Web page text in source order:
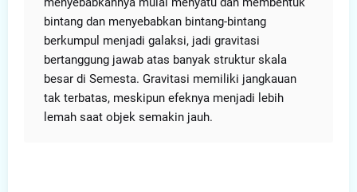
bintang dan menyebabkan bintang-bintang
berkumpul menjadi galaksi, jadi gravitasi
bertanggung jawab atas banyak struktur skala
besar di Semesta. Gravitasi memiliki jangkauan
tak terbatas, meskipun efeknya menjadi lebih
lemah saat objek semakin jauh.